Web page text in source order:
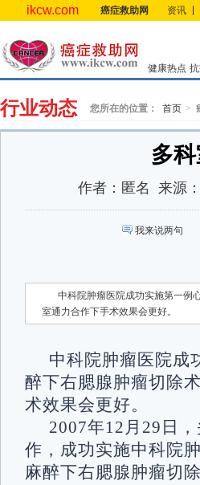
ikcw.com 癌症救助网 资讯
健康热点
行业动态 您所在的位置： 首页
多
作者： 匿名 来源：
我来说两句
中科院肿瘤医院成功实施第一例
室通力合作下手术效果会更好。
中科院肿瘤医院成
醉下右腮腺肿瘤切除
术效果会更好。
2007年12月29日
作，成功实施中科院
麻醉下右腮腺肿瘤切除